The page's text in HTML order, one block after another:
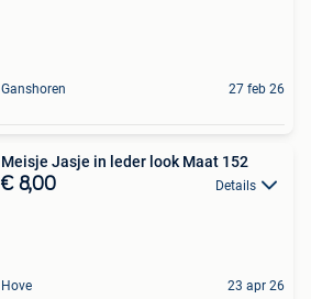
Ganshoren 27 feb 26
Meisje Jasje in leder look Maat 152
€ 8,00 Details
Hove 23 apr 26